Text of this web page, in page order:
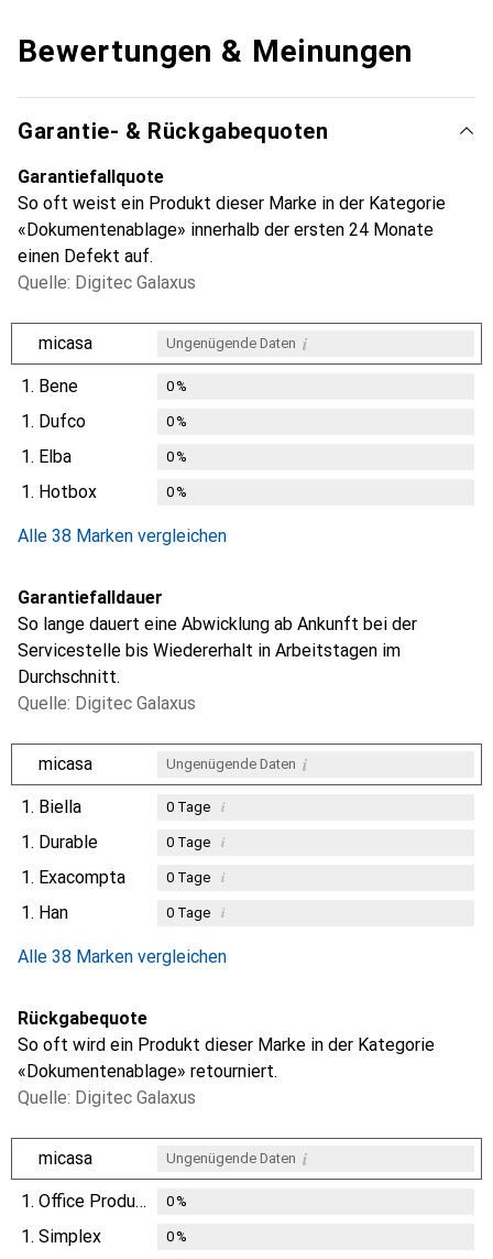
Bewertungen & Meinungen
Garantie- & Rückgabequoten
Garantiefallquote
So oft weist ein Produkt dieser Marke in der Kategorie
«Dokumentenablage» innerhalb der ersten 24 Monate
einen Defekt auf.
Quelle: Digitec Galaxus
micasa Ungenügende Daten i
1. Bene 0%
1. Dufco 0%
1. Elba 0%
1. Hotbox 0%
Alle 38 Marken vergleichen
Garantiefalldauer
So lange dauert eine Abwicklung ab Ankunft bei der
Servicestelle bis Wiedererhalt in Arbeitstagen im
Durchschnitt.
Quelle: Digitec Galaxus
micasa Ungenügende Daten i
1. Biella 0Tage i
1. Durable 0Tage i
1. Exacompta 0Tage i
1. Han 0Tage i
Alle 38 Marken vergleichen
Rückgabequote
So oft wird ein Produkt dieser Marke in der Kategorie
«Dokumentenablage» retourniert.
Quelle: Digitec Galaxus
micasa Ungenügende Daten i
1. Office Products 0%
1. Simplex 0%